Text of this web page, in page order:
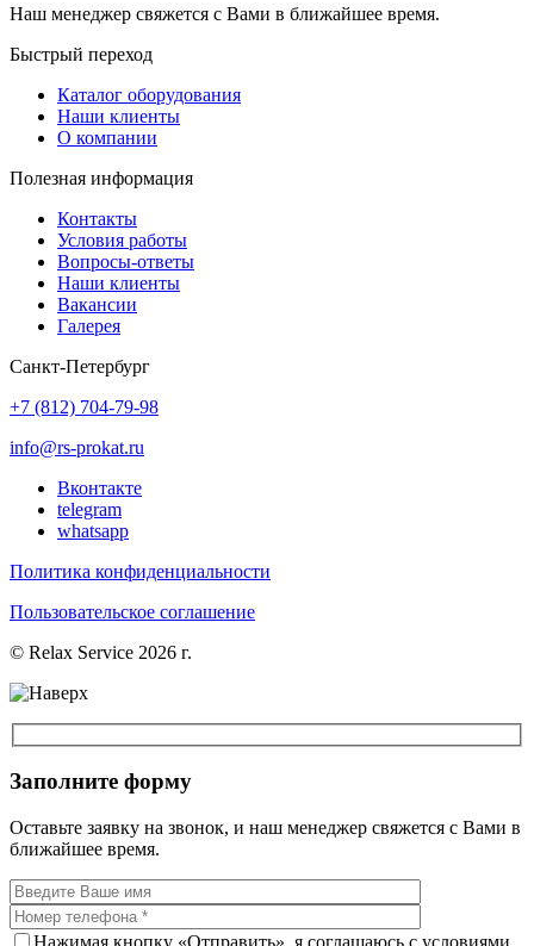
Наш менеджер свяжется с Вами в ближайшее время.
Быстрый переход
Каталог оборудования
Наши клиенты
О компании
Полезная информация
Контакты
Условия работы
Вопросы-ответы
Наши клиенты
Вакансии
Галерея
Санкт-Петербург
+7 (812) 704-79-98
info@rs-prokat.ru
Вконтакте
telegram
whatsapp
Политика конфиденциальности
Пользовательское соглашение
© Relax Service 2026 г.
Заполните форму
Оставьте заявку на звонок, и наш менеджер свяжется с Вами в
ближайшее время.
Нажимая кнопку «Отправить», я соглашаюсь с условиями